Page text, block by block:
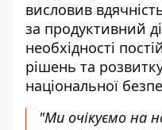
висловив
за продуктивний
необхідності
рішень та
національної
"Ми очікуємо на